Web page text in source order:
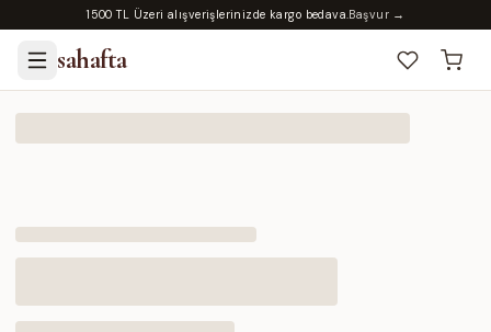
1500 TL Üzeri alışverişlerinizde kargo bedava.Başvur →
sahafta